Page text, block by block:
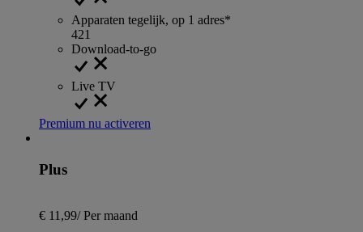
Apparaten tegelijk, op 1 adres*
421
Download-to-go
Live TV
Premium nu activeren
Plus
€ 11,99/Per maand